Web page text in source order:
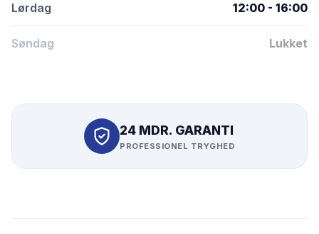
Lørdag 12:00 - 16:00
Søndag Lukket
24 MDR. GARANTI
PROFESSIONEL TRYGHED